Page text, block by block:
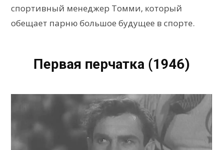
спортивный менеджер Томми, который
обещает парню большое будущее в спорте.
Первая перчатка (1946)